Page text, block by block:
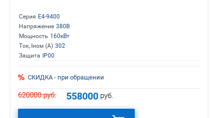
Серия E4-9400
Напряжение 380В
Мощность 160кВт
Ток, Iном (А) 302
Защита IP00
СКИДКА - при обращении
620000руб. 558000 руб.